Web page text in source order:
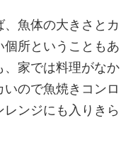
魚体の大きさとカ
所ということもあ
、家では料理がなか
ので魚焼きコンロ
ンジにも入りきら